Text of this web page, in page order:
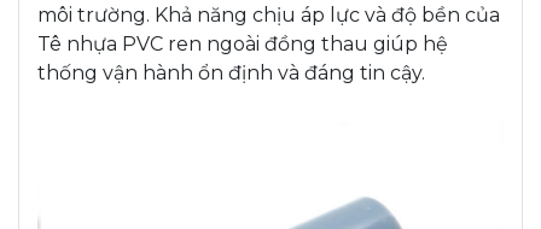
môi trường. Khả năng chịu áp lực và độ bền của
Tê nhựa PVC ren ngoài đồng thau giúp hệ
thống vận hành ổn định và đáng tin cậy.